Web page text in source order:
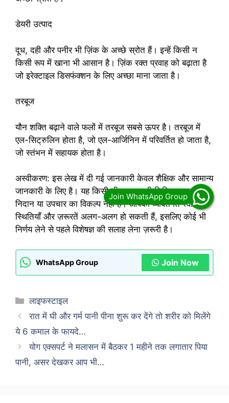
डेयरी उत्पाद
दूध, दही और पनीर भी ज़िंक के अच्छे स्रोत हैं। इन्हें किसी न
किसी रूप में खाना भी आसान है। ज़िंक रक्त प्रवाह को बढ़ाता है
जो इरेक्टाइल डिसफंक्शन के लिए अच्छा माना जाता है।
तरबूज
यौन शक्ति बढ़ाने वाले फलों में तरबूज सबसे ऊपर है। तरबूज में
एल-सिट्रुलिन होता है, जो एल-आर्जिनिन में परिवर्तित हो जाता है,
जो स्तंभन में सहायक होता है।
अस्वीकरण: इस लेख में दी गई जानकारी केवल शैक्षिक और सामान्य
जानकारी के लिए है। यह किसी भी प्रकार की चिकित्सा सलाह,
निदान या उपचार का विकल्प नहीं है। आपकी व्यक्तिगत स्वास्थ्य
स्थितियाँ और ज़रूरतें अलग-अलग हो सकती हैं, इसलिए कोई भी
निर्णय लेने से पहले विशेषज्ञ की सलाह लेना ज़रूरी है।
WhatsApp Group Join Now
Categories
लाइफस्टाइल
रात में घी और गर्म पानी पीना शुरू कर देंगे तो शरीर को मिलेंगे
ये 6 कमाल के फायदे…
योग एक्सपर्ट ने मलासन में बैठकर 1 महीने तक लगातार पिया
पानी, असर देखकर आप भी…